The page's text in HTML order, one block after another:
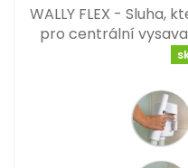
WALLY FLEX - Sluha,
pro centrální